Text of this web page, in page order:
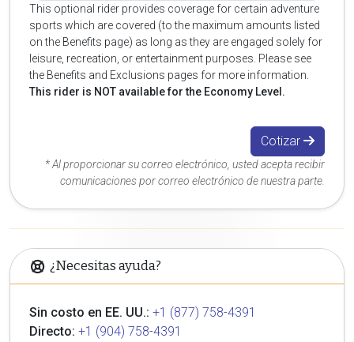
This optional rider provides coverage for certain adventure
sports which are covered (to the maximum amounts listed
on the Benefits page) as long as they are engaged solely for
leisure, recreation, or entertainment purposes. Please see
the Benefits and Exclusions pages for more information.
This rider is NOT available for the Economy Level.
Cotizar
* Al proporcionar su correo electrónico, usted acepta recibir
comunicaciones por correo electrónico de nuestra parte.
¿Necesitas ayuda?
Sin costo en EE. UU.: +1 (877) 758-4391
Directo: +1 (904) 758-4391